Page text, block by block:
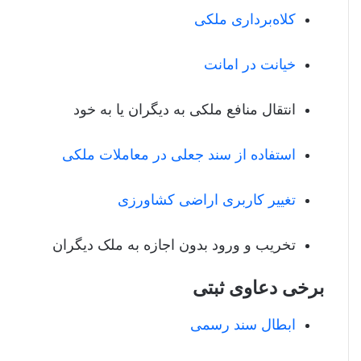
کلاه‌برداری ملکی
خیانت‌ در امانت
انتقال منافع ملکی به دیگران یا به خود
استفاده از سند جعلی در معاملات ملکی
تغییر کاربری اراضی کشاورزی
تخریب و ورود بدون اجازه به ملک دیگران
برخی دعاوی ثبتی
ابطال سند رسمی